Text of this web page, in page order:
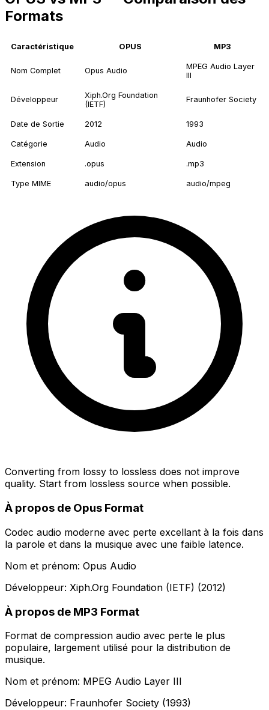
Formats
Caractéristique OPUS MP3
Nom Complet Opus Audio
MPEG Audio Layer
III
Développeur
Xiph.Org Foundation
(IETF)
Fraunhofer Society
Date de Sortie 2012 1993
Catégorie Audio Audio
Extension .opus .mp3
Type MIME audio/opus audio/mpeg
Converting from lossy to lossless does not improve
quality. Start from lossless source when possible.
À propos de Opus Format
Codec audio moderne avec perte excellant à la fois dans
la parole et dans la musique avec une faible latence.
Nom et prénom: Opus Audio
Développeur: Xiph.Org Foundation (IETF) (2012)
À propos de MP3 Format
Format de compression audio avec perte le plus
populaire, largement utilisé pour la distribution de
musique.
Nom et prénom: MPEG Audio Layer III
Développeur: Fraunhofer Society (1993)